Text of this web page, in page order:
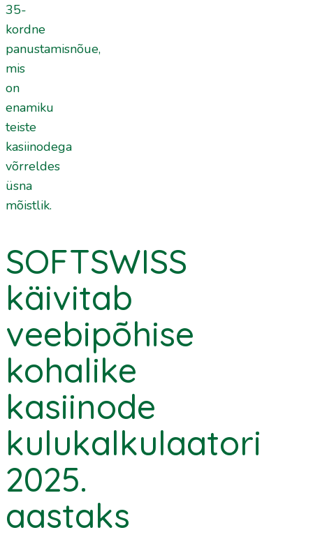
35-
kordne
panustamisnõue,
mis
on
enamiku
teiste
kasiinodega
võrreldes
üsna
mõistlik.
SOFTSWISS
käivitab
veebipõhise
kohalike
kasiinode
kulukalkulaatori
2025.
aastaks